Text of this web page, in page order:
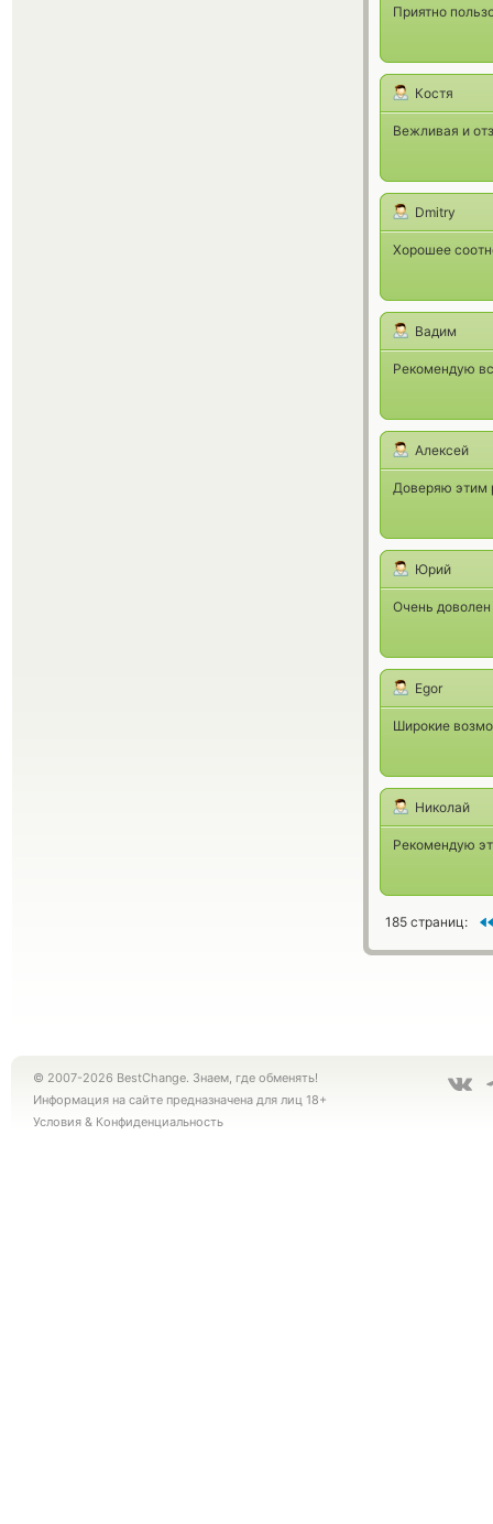
Приятно
Костя
Вежливая и
Dmitry
Хорошее
Вадим
Рекомендую
Алексей
Доверяю этим
Юрий
Очень
Egor
Широкие
Николай
Рекомендую
185 страниц:
© 2007-2026 BestChange. Знаем, где обменять!
Информация на сайте предназначена для лиц 18+
Условия & Конфиденциальность